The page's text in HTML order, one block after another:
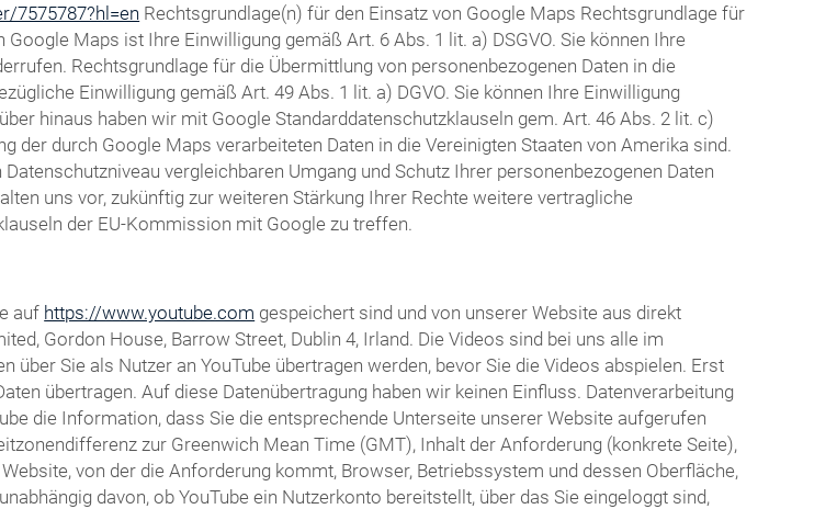
7575787?hl=en Rechtsgrundlage(n) für den Einsatz von Google Maps Rechtsgrundlage für
Maps ist Ihre Einwilligung gemäß Art. 6 Abs. 1 lit. a) DSGVO. Sie können Ihre
Rechtsgrundlage für die Übermittlung von personenbezogenen Daten in die
Einwilligung gemäß Art. 49 Abs. 1 lit. a) DGVO. Sie können Ihre Einwilligung
hinaus haben wir mit Google Standarddatenschutzklauseln gem. Art. 46 Abs. 2 lit. c)
der durch Google Maps verarbeiteten Daten in die Vereinigten Staaten von Amerika sind.
vergleichbaren Umgang und Schutz Ihrer personenbezogenen Daten
uns vor, zukünftig zur weiteren Stärkung Ihrer Rechte weitere vertragliche
der EU-Kommission mit Google zu treffen.
auf https://www.youtube.com gespeichert sind und von unserer Website aus direkt
Gordon House, Barrow Street, Dublin 4, Irland. Die Videos sind bei uns alle im
über Sie als Nutzer an YouTube übertragen werden, bevor Sie die Videos abspielen. Erst
übertragen. Auf diese Datenübertragung haben wir keinen Einfluss. Datenverarbeitung
die Information, dass Sie die entsprechende Unterseite unserer Website aufgerufen
zur Greenwich Mean Time (GMT), Inhalt der Anforderung (konkrete Seite),
von der die Anforderung kommt, Browser, Betriebssystem und dessen Oberfläche,
davon, ob YouTube ein Nutzerkonto bereitstellt, über das Sie eingeloggt sind,